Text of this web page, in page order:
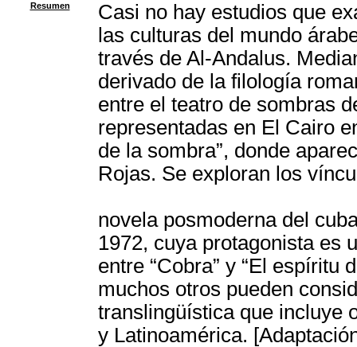
Resumen
Casi no hay estudios que
las culturas del mundo
través de Al-Andalus.
derivado de la filología
entre el teatro de sombras
representadas en El Cairo
de la sombra”, donde
Rojas. Se exploran los
novela posmoderna del
1972, cuya protagonista es
entre “Cobra” y “El espíritu
muchos otros pueden
translingüística que incluye
y Latinoamérica.